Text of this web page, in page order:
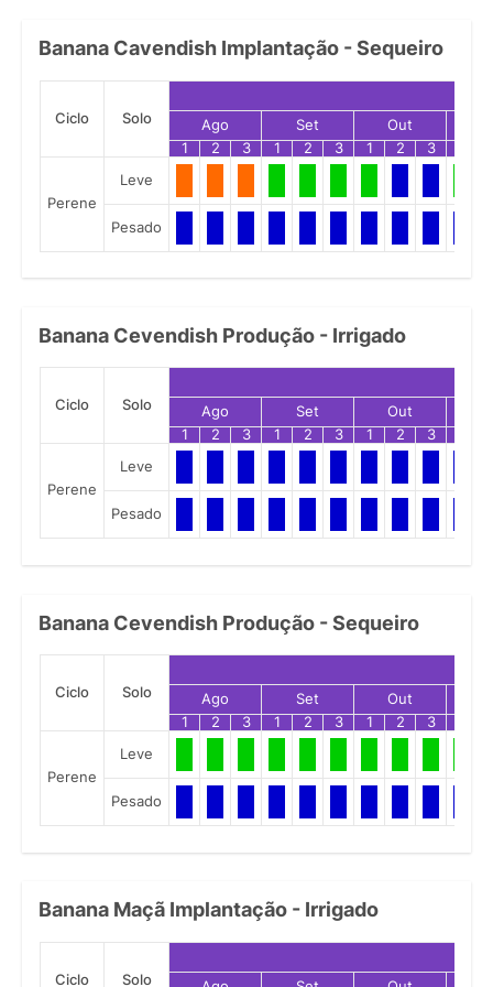
Banana Cavendish Implantação - Sequeiro
Ciclo Solo Ago Set Out
1
2 3 1 2 3 1 2 3
Perene
Leve
Pesado
Banana Cevendish Produção - Irrigado
Ciclo Solo Ago Set Out
1
2 3 1 2 3 1 2 3
Perene
Leve
Pesado
Banana Cevendish Produção - Sequeiro
Ciclo Solo Ago Set Out
1
2 3 1 2 3 1 2 3
Perene
Leve
Pesado
Banana Maçã Implantação - Irrigado
Ciclo Solo